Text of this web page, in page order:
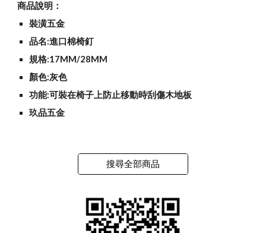
商品說明：
裝潢五金
品名:進口棉椅釘
規格:17MM/28MM
顏色:灰色
功能:可裝在椅子上防止移動時刮傷木地板
玖品五金
搜尋全部商品